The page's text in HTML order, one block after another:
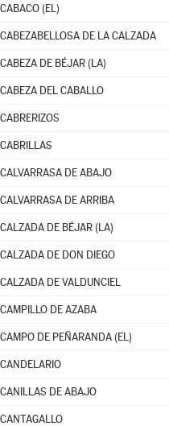
CABACO (EL)
CABEZABELLOSA DE LA CALZADA
CABEZA DE BÉJAR (LA)
CABEZA DEL CABALLO
CABRERIZOS
CABRILLAS
CALVARRASA DE ABAJO
CALVARRASA DE ARRIBA
CALZADA DE BÉJAR (LA)
CALZADA DE DON DIEGO
CALZADA DE VALDUNCIEL
CAMPILLO DE AZABA
CAMPO DE PEÑARANDA (EL)
CANDELARIO
CANILLAS DE ABAJO
CANTAGALLO